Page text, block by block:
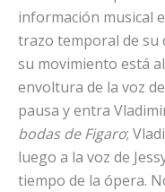
información musical
trazo temporal de su
su movimiento está
envoltura de la voz
pausa y entra
bodas de Figaro;
luego a la voz de
tiempo de la ópera.